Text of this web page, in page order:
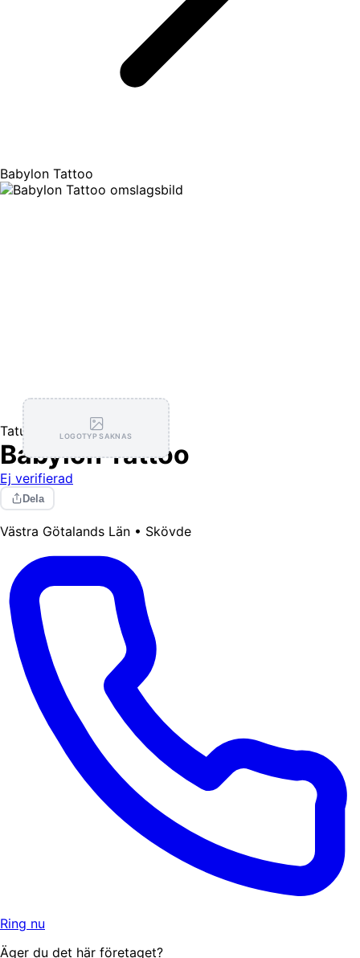
Babylon Tattoo
LOGOTYP SAKNAS
Tatuerare
Babylon Tattoo
Ej verifierad
Dela
Västra Götalands Län • Skövde
Ring nu
Äger du det här företaget?